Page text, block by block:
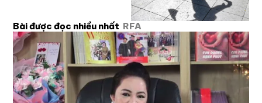
Bài được đọc nhiều nhất RFA